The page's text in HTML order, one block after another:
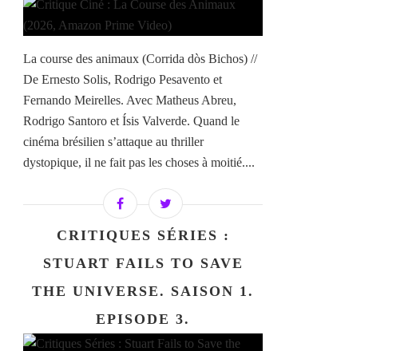
La course des animaux (Corrida dòs Bichos) //
De Ernesto Solis, Rodrigo Pesavento et
Fernando Meirelles. Avec Matheus Abreu,
Rodrigo Santoro et Ísis Valverde. Quand le
cinéma brésilien s’attaque au thriller
dystopique, il ne fait pas les choses à moitié....
CRITIQUES SÉRIES :
STUART FAILS TO SAVE
THE UNIVERSE. SAISON 1.
EPISODE 3.